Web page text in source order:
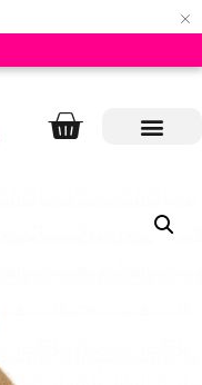
×